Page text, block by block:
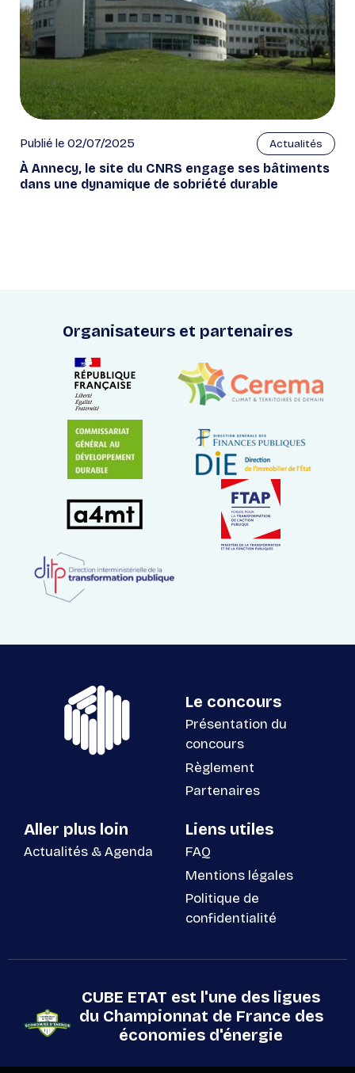
Publié le 02/07/2025 Actualités
À Annecy, le site du CNRS engage ses bâtiments
dans une dynamique de sobriété durable
Organisateurs et partenaires
Le concours
Présentation du
concours
Règlement
Partenaires
Aller plus loin
Actualités & Agenda
Liens utiles
FAQ
Mentions légales
Politique de
confidentialité
CUBE ETAT est l'une des ligues
du Championnat de France des
économies d'énergie